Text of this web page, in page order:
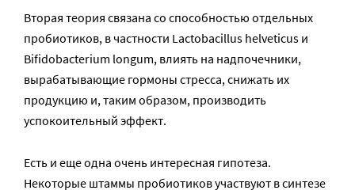
Вторая теория связана со способностью отдельных
пробиотиков, в частности Lactobacillus helveticus и
Bifidobacterium longum, влиять на надпочечники,
вырабатывающие гормоны стресса, снижать их
продукцию и, таким образом, производить
успокоительный эффект.
Есть и еще одна очень интересная гипотеза.
Некоторые штаммы пробиотиков участвуют в синтезе